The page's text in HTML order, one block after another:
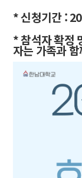
* 신청기간 :
* 참석자 확정
자는 가족과